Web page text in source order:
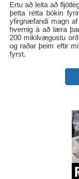
Ertu að leita að
þetta rétta bókin
yfirgnæfandi magn
hvernig á að læra
200 mikilvægustu
og raðar þeim eftir
fyrst.